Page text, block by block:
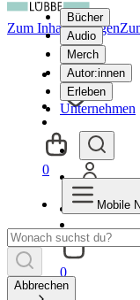
Bücher
Audio
Merch
Autor:innen
Erleben
Unternehmen
0
Zum Inhalt springen
0
Mobile
Abbrechen